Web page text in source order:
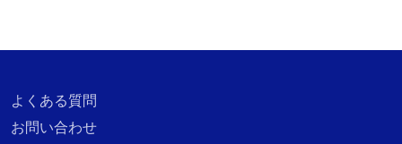
よくある質問
お問い合わせ